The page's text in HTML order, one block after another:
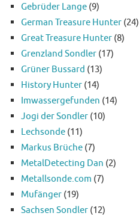
Gebrüder Lange (9)
German Treasure Hunter (24)
Great Treasure Hunter (8)
Grenzland Sondler (17)
Grüner Bussard (13)
History Hunter (14)
Imwassergefunden (14)
Jogi der Sondler (10)
Lechsonde (11)
Markus Brüche (7)
MetalDetecting Dan (2)
Metallsonde.com (7)
Mufänger (19)
Sachsen Sondler (12)